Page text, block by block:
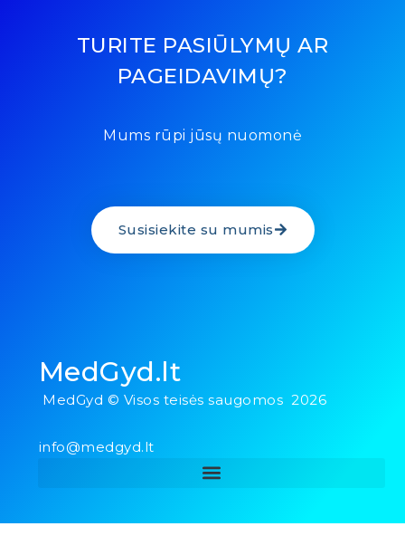
TURITE PASIŪLYMŲ AR
PAGEIDAVIMŲ?
Mums rūpi jūsų nuomonė
Susisiekite su mumis
MedGyd.lt
MedGyd © Visos teisės saugomos 2026
info@medgyd.lt